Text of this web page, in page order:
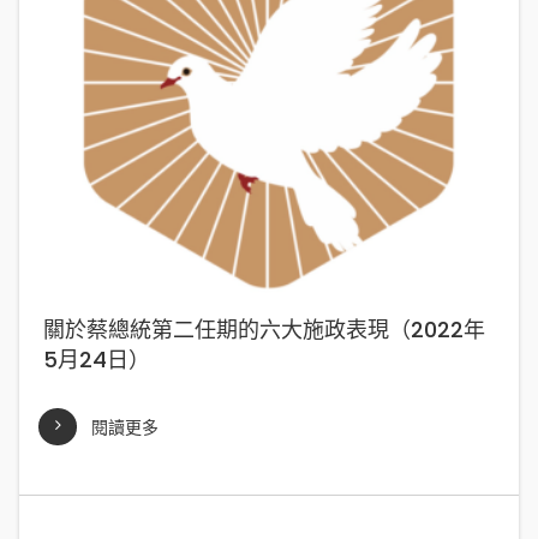
關於蔡總統第二任期的六大施政表現（2022年
5月24日）
閱讀更多